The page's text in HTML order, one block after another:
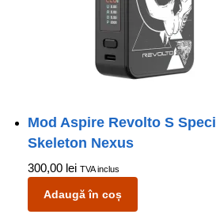
Mod Aspire Revolto S
Skeleton Nexus
300,00 lei TVA inclus
Adaugă în coș